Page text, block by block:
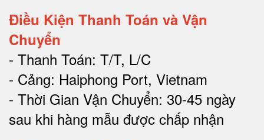
Điều Kiện Thanh Toán và Vận
Chuyển
- Thanh Toán: T/T, L/C
- Cảng: Haiphong Port, Vietnam
- Thời Gian Vận Chuyển: 30-45 ngày
sau khi hàng mẫu được chấp nhận